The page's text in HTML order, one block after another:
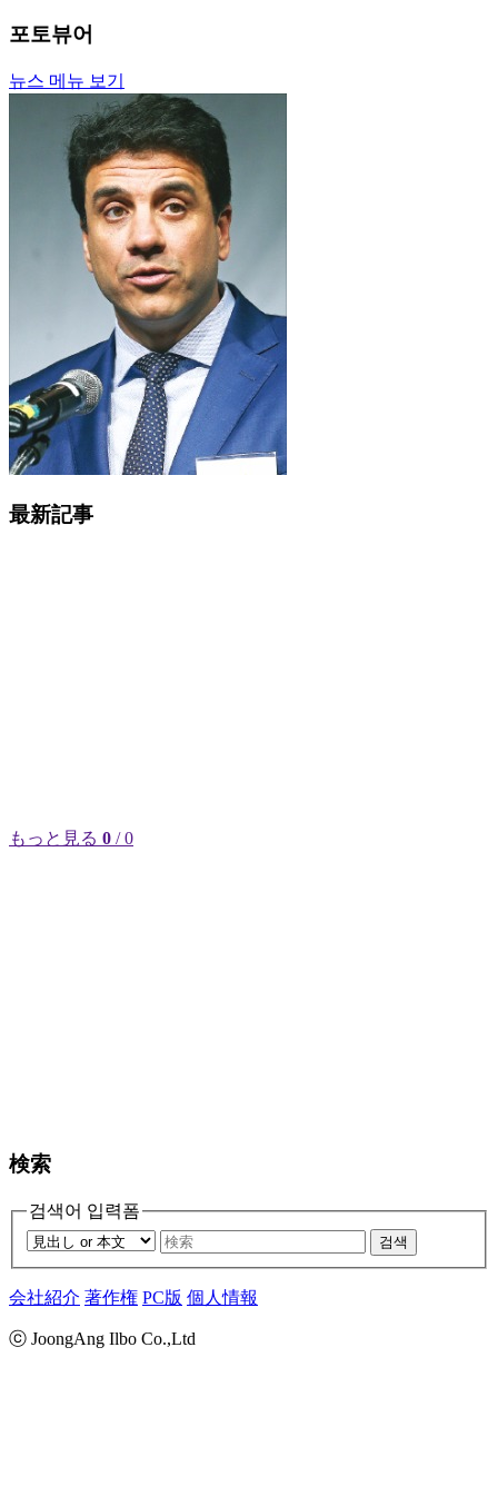
포토뷰어
뉴스 메뉴 보기
最新記事
もっと見る 0 / 0
検索
검색어 입력폼
검색
会社紹介 著作権 PC版 個人情報
ⓒ JoongAng Ilbo Co.,Ltd